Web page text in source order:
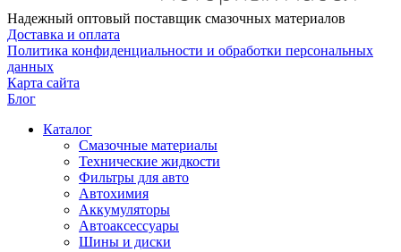
Надежный оптовый поставщик смазочных материалов
Доставка и оплата
Политика конфиденциальности и обработки персональных
данных
Карта сайта
Блог
Каталог
Смазочные материалы
Технические жидкости
Фильтры для авто
Автохимия
Аккумуляторы
Автоаксессуары
Шины и диски